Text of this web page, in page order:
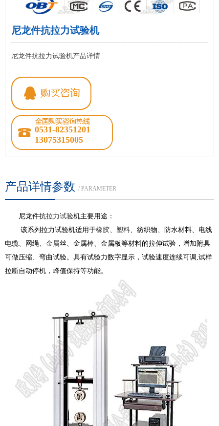
尼龙件抗拉力试验机
尼龙件抗拉力试验机产品详情
0531-82351201
13075315005
产品详情参数 / PARAMETER
尼龙件抗拉力试验机主要用途：
该系列拉力试验机适用于橡胶 塑料 、纺织物、防水材料、电线
电缆、网绳、 金属丝、金属棒、金属板等材料的拉伸试验，增加附具
可做压缩、弯曲试验。具有试验力数字显示，试验速度连续可调,试样
拉断自动停机，峰值保持等功能。